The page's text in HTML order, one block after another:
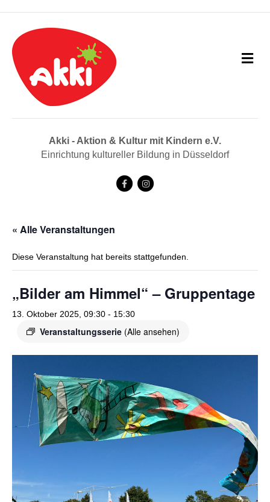
Akki - Aktion & Kultur mit Kindern e.V.
Einrichtung kultureller Bildung in Düsseldorf
F
k
I
N
a
a
« Alle Veranstaltungen
Diese Veranstaltung hat bereits stattgefunden.
„Bilder am Himmel“ – Gruppentage
13. Oktober 2025, 09:30 - 15:30
Veranstaltungsserie (Alle ansehen)